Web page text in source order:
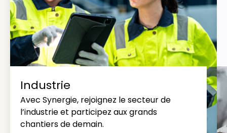
Industrie
Avec Synergie, rejoignez le secteur de
l’industrie et participez aux grands
chantiers de demain.